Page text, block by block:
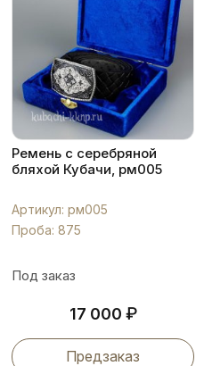
Ремень с серебряной
бляхой Кубачи, рм005
Артикул: рм005
Проба: 875
Под заказ
17 000 ₽
Предзаказ